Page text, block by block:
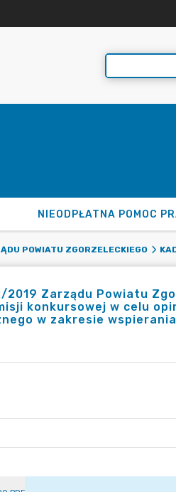
NIEODPŁATNA POMOC
POWIATU ZGORZELECKIEGO
2019 Zarządu Powiatu
konkursowej w celu
w zakresie